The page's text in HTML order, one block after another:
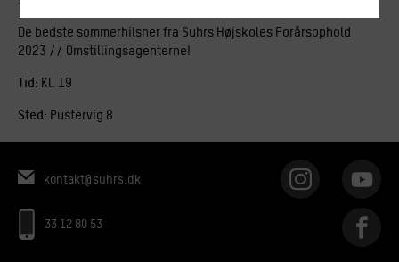
De bedste sommerhilsner fra Suhrs Højskoles Forårsophold
2023 // Omstillingsagenterne!
Tid: Kl. 19
Sted: Pustervig 8
kontakt@suhrs.dk
33 12 80 53